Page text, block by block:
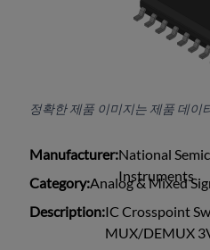
정확한 제품 이미지는 제품 데이
Manufacturer:National
Instruments
Category:Analog & Mixed
Description:IC Crosspoint
MUX/DEMUX